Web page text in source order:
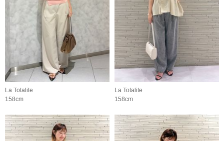
La Totalite
158cm
La Totalite
158cm